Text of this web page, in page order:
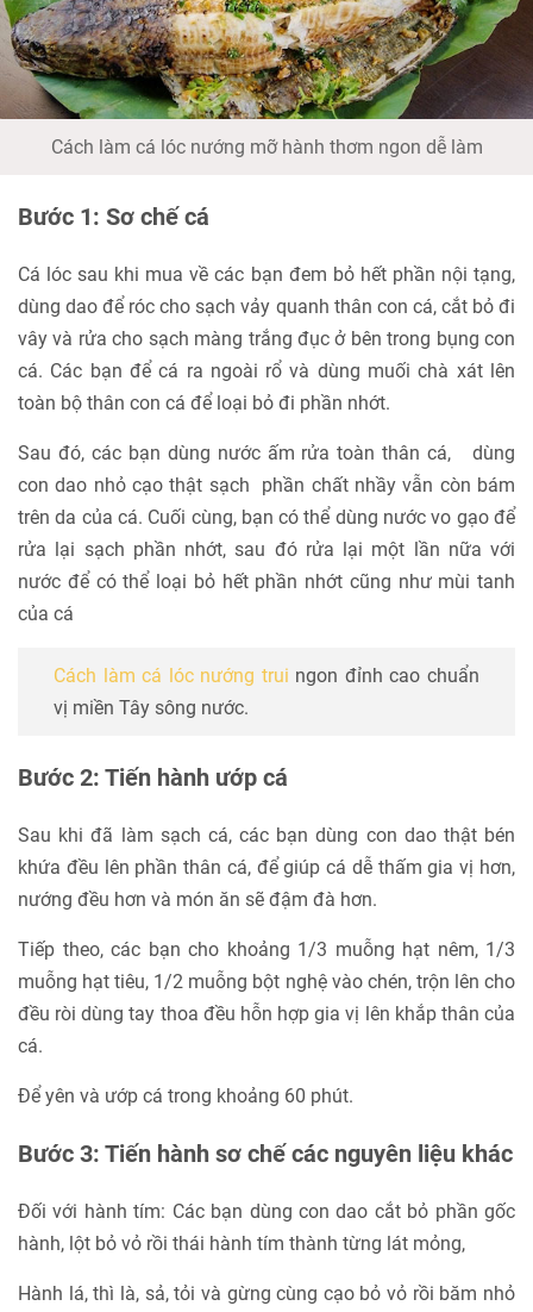
Cách làm cá lóc nướng mỡ hành thơm ngon dễ làm
Bước 1: Sơ chế cá
Cá lóc sau khi mua về các bạn đem bỏ hết phần nội tạng,
dùng dao để róc cho sạch vảy quanh thân con cá, cắt bỏ đi
vây và rửa cho sạch màng trắng đục ở bên trong bụng con
cá. Các bạn để cá ra ngoài rổ và dùng muối chà xát lên
toàn bộ thân con cá để loại bỏ đi phần nhớt.
Sau đó, các bạn dùng nước ấm rửa toàn thân cá, dùng
con dao nhỏ cạo thật sạch phần chất nhầy vẫn còn bám
trên da của cá. Cuối cùng, bạn có thể dùng nước vo gạo để
rửa lại sạch phần nhớt, sau đó rửa lại một lần nữa với
nước để có thể loại bỏ hết phần nhớt cũng như mùi tanh
của cá
Cách làm cá lóc nướng trui ngon đỉnh cao chuẩn
vị miền Tây sông nước.
Bước 2: Tiến hành ướp cá
Sau khi đã làm sạch cá, các bạn dùng con dao thật bén
khứa đều lên phần thân cá, để giúp cá dễ thấm gia vị hơn,
nướng đều hơn và món ăn sẽ đậm đà hơn.
Tiếp theo, các bạn cho khoảng 1/3 muỗng hạt nêm, 1/3
muỗng hạt tiêu, 1/2 muỗng bột nghệ vào chén, trộn lên cho
đều ròi dùng tay thoa đều hỗn hợp gia vị lên khắp thân của
cá.
Để yên và ướp cá trong khoảng 60 phút.
Bước 3: Tiến hành sơ chế các nguyên liệu khác
Đối với hành tím: Các bạn dùng con dao cắt bỏ phần gốc
hành, lột bỏ vỏ rồi thái hành tím thành từng lát mỏng,
Hành lá, thì là, sả, tỏi và gừng cùng cạo bỏ vỏ rồi băm nhỏ